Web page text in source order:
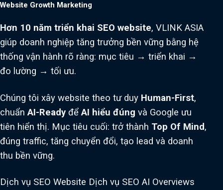
Website Growth Marketing
Hơn 10 năm triển khai SEO website, VLINK ASIA
giúp doanh nghiệp tăng trưởng bền vững bằng hệ
thống vận hành rõ ràng: mục tiêu → triển khai →
đo lường → tối ưu.
Chúng tôi xây website theo tư duy Human-First,
chuẩnAI-Ready đểAI hiểu đúng và Google ưu
tiên hiển thị. Mục tiêu cuối: trở thành Top Of Mind,
đúng traffic, tăng chuyển đổi, tạo lead và doanh
thu bền vững.
Dịch vụ SEO Website Dịch vụ SEO AI Overviews